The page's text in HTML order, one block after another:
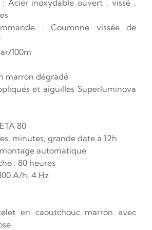
Acier inoxydable ouvert , vissé ,
: Couronne vissée de
100m
marron dégradé
et aiguilles Superluminova
80
minutes, grande date à 12h
automatique
: 80 heures
A/h, 4 Hz
en caoutchouc marron avec